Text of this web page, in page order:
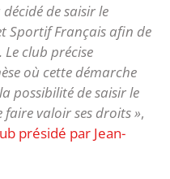
décidé de saisir le
Sportif Français afin de
club précise
où cette démarche
possibilité de saisir le
valoir ses droits »,
présidé par Jean-